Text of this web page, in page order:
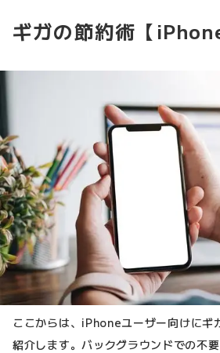
ギガの節約術【iPhone
ここからは、iPhoneユーザー向けにギ
紹介します。バックグラウンドでの不